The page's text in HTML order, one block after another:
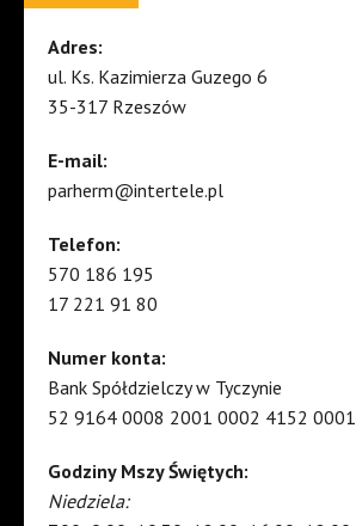
Adres:
ul. Ks. Kazimierza Guzego 6
35-317 Rzeszów
E-mail:
parherm@intertele.pl
Telefon:
570 186 195
17 221 91 80
Numer konta:
Bank Spółdzielczy w Tyczynie
52 9164 0008 2001 0002 4152 0001
Godziny Mszy Świętych:
Niedziela: